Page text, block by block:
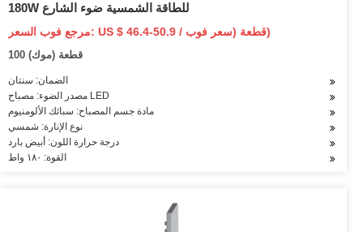
180W للطاقة الشمسية ضوء الشارع
مرجع فوب السعر: US $ 46.4-50.9 / قطعة (سعر فوب)
100 قطعة (موك)
الضمان: سنتان
مصدر الضوء: مصباح LED
مادة جسم المصباح: سبائك الألومنيوم
نوع الإنارة: شمسي
درجة حرارة اللون: أبيض بارد
القوة: ١٨٠ واط